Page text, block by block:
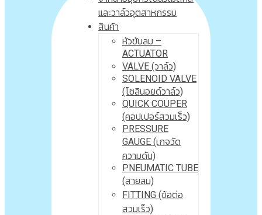
และวาล์วอุตสาหกรรม
สินค้า
หัวขับลม –
ACTUATOR
VALVE (วาล์ว)
SOLENOID VALVE
(โซลินอยด์วาล์ว)
QUICK COUPER
(คอปเปอร์สวมเร็ว)
PRESSURE
GAUGE (เกจวัด
ความดัน)
PNEUMATIC TUBE
(สายลม)
FITTING (ข้อต่อ
สวมเร็ว)